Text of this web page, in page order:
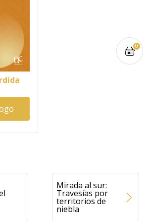
0
Mirada al sur:
Travesías por
territorios de
niebla